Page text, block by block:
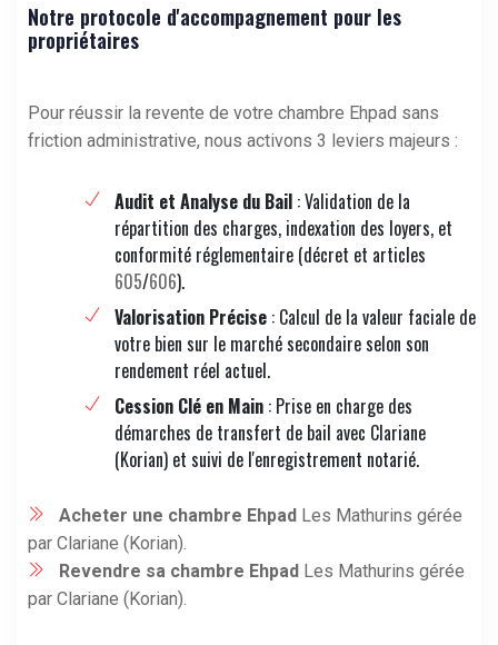
Notre protocole d'accompagnement pour les
propriétaires
Pour réussir la revente de votre chambre Ehpad sans
friction administrative, nous activons 3 leviers majeurs :
Audit et Analyse du Bail : Validation de la
répartition des charges, indexation des loyers, et
conformité réglementaire (décret et articles
605/606).
Valorisation Précise : Calcul de la valeur faciale de
votre bien sur le marché secondaire selon son
rendement réel actuel.
Cession Clé en Main : Prise en charge des
démarches de transfert de bail avec Clariane
(Korian) et suivi de l'enregistrement notarié.
Acheter une chambre Ehpad Les Mathurins gérée
par Clariane (Korian).
Revendre sa chambre Ehpad Les Mathurins gérée
par Clariane (Korian).